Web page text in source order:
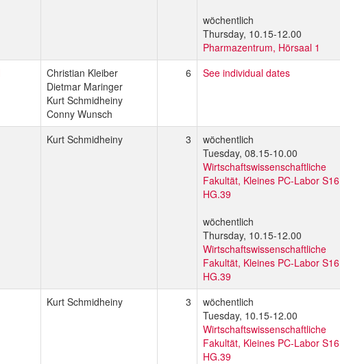
wöchentlich
Thursday, 10.15-12.00
Pharmazentrum, Hörsaal 1
Christian Kleiber
Dietmar Maringer
Kurt Schmidheiny
Conny Wunsch
6 See individual dates
Kurt Schmidheiny 3
wöchentlich
Tuesday, 08.15-10.00
Wirtschaftswissenschaftliche
Fakultät, Kleines PC-Labor S16
HG.39
wöchentlich
Thursday, 10.15-12.00
Wirtschaftswissenschaftliche
Fakultät, Kleines PC-Labor S16
HG.39
Kurt Schmidheiny 3
wöchentlich
Tuesday, 10.15-12.00
Wirtschaftswissenschaftliche
Fakultät, Kleines PC-Labor S16
HG.39